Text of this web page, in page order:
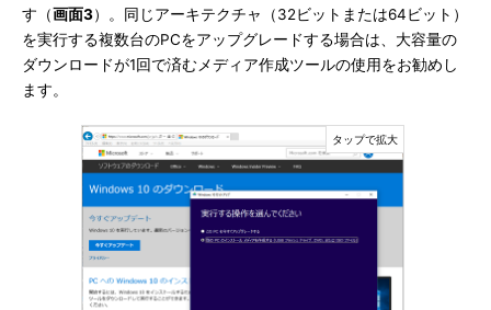
す（画面3）。同じアーキテクチャ（32ビットまたは64ビット）
を実行する複数台のPCをアップグレードする場合は、大容量の
ダウンロードが1回で済むメディア作成ツールの使用をお勧めし
ます。